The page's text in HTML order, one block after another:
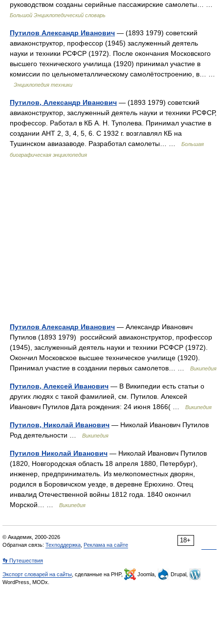
руководством созданы серийные пассажирские самолеты… …
Большой Энциклопедический словарь
Путилов Александр Иванович — (1893 1979) советский
авиаконструктор, профессор (1945) заслуженный деятель
науки и техники РСФСР (1972). После окончания Московского
высшего технического училища (1920) принимал участие в
комиссии по цельнометаллическому самолётостроению, в… …
Энциклопедия техники
Путилов, Александр Иванович — (1893 1979) советский
авиаконструктор, заслуженный деятель науки и техники РСФСР,
профессор. Работал в КБ А. Н. Туполева. Принимал участие в
создании АНТ 2, 3, 4, 5, 6. С 1932 г. возглавлял КБ на
Тушинском авиазаводе. Разработал самолеты… …
Большая
биографическая энциклопедия
Путилов Александр Иванович — Александр Иванович
Путилов (1893 1979) российский авиаконструктор, профессор
(1945), заслуженный деятель науки и техники РСФСР (1972).
Окончил Московское высшее техническое училище (1920).
Принимал участие в создании первых самолетов… …
Википедия
Путилов, Алексей Иванович — В Википедии есть статьи о
других людях с такой фамилией, см. Путилов. Алексей
Иванович Путилов Дата рождения: 24 июня 1866( …
Википедия
Путилов, Николай Иванович — Николай Иванович Путилов
Род деятельности …
Википедия
Путилов Николай Иванович — Николай Иванович Путилов
(1820, Новгородская область 18 апреля 1880, Петербург),
инженер, предприниматель. Из мелкопоместных дворян,
родился в Боровичском уезде, в деревне Ерюхино. Отец
инвалид Отечественной войны 1812 года. 1840 окончил
Морской… …
Википедия
18+
© Академик, 2000-2026
Обратная связь: Техподдержка Реклама на сайте
👣 Путешествия
Экспорт словарей на сайты , сделанные на PHP, Joomla,
Drupal,
WordPress, MODx.